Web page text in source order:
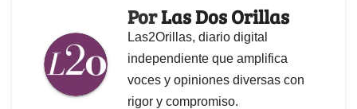
PorLas Dos Orillas
Las2Orillas, diario digital
independiente que amplifica
voces y opiniones diversas con
rigor y compromiso.